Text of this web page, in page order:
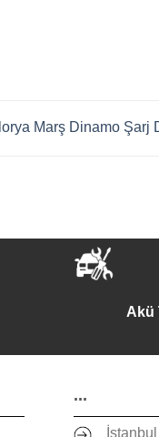
Marş Dinamo Şarj
Akü
...